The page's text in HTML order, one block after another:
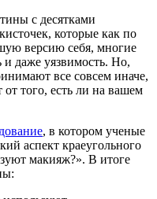
с десятками
которые как по
версию себя, многие
даже уязвимость. Но,
все совсем иначе,
того, есть ли на вашем
, в котором ученые
аспект краеугольного
макияж?». В итоге